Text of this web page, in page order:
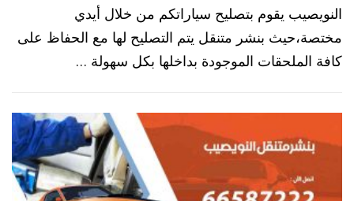
النويصيب يقوم بتصليح سياراتكم من خلال أيدي
مختصة،حيث بنشر متنقل يتم التصليح لها مع الحفاظ على
كافة الملحقات الموجودة بداخلها بكل سهولة …